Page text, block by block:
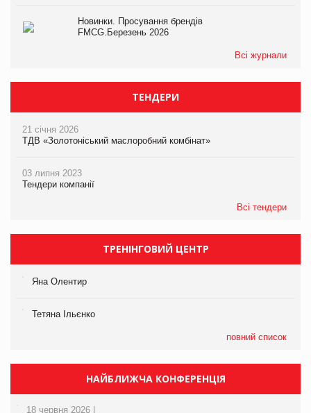
Новинки. Просування брендів
FMCG.Березень 2026
Всі журнали
ТЕНДЕРИ
21 січня 2026
ТДВ «Золотоніський маслоробний комбінат»
03 липня 2023
Тендери компанії
Всі тендери
ТРЕНІНГОВИЙ ЦЕНТР
Яна Олентир
Тетяна Ільєнко
повний список
НАЙБЛИЖЧА КОНФЕРЕНЦІЯ
18 червня 2026 |